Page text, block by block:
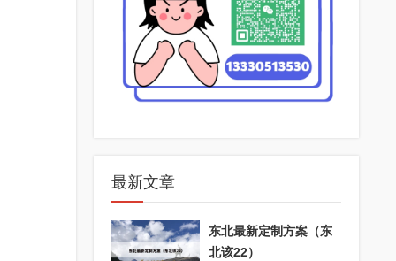
最新文章
东北最新定制方案（东
北该22）